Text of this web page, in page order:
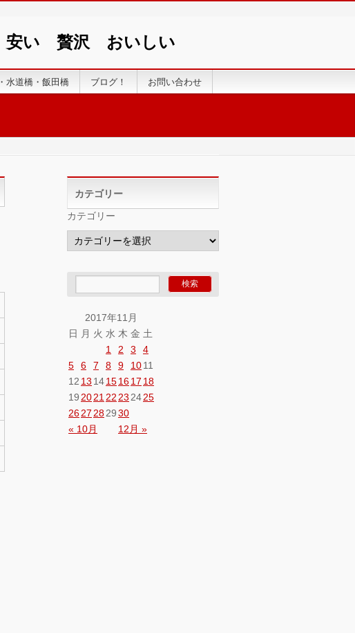
安い 贅沢 おいしい
水道橋・飯田橋 ブログ！ お問い合わせ
カテゴリー
カテゴリー
2017年11月
日 月 火 水 木 金 土
« 10月 12月 »
1 2 3
4
5
6 7 8 9 1011
12 13 14151617 18
19 2021 22 23 2425
2627 282930